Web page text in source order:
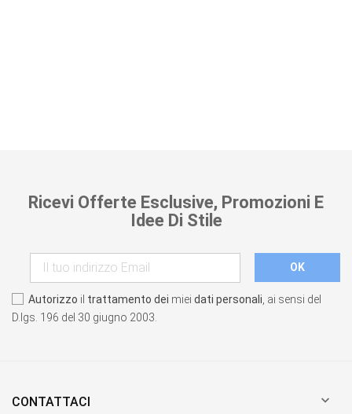
Ricevi Offerte Esclusive, Promozioni E
Idee Di Stile
Autorizzo il trattamento dei miei dati personali , ai sensi del
D.lgs. 196 del 30 giugno 2003.
CONTATTACI 